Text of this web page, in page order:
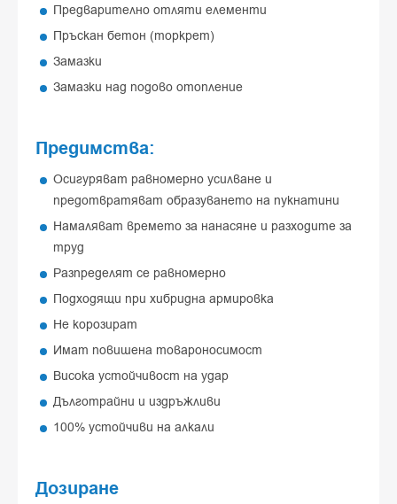
Предварително отляти елементи
Пръскан бетон (торкрет)
Замазки
Замазки над подово отопление
Предимства:
Осигуряват равномерно усилване и
предотвратяват образуването на пукнатини
Намаляват времето за нанасяне и разходите за
труд
Разпределят се равномерно
Подходящи при хибридна армировка
Не корозират
Имат повишена товароносимост
Висока устойчивост на удар
Дълготрайни и издръжливи
100% устойчиви на алкали
Дозиране